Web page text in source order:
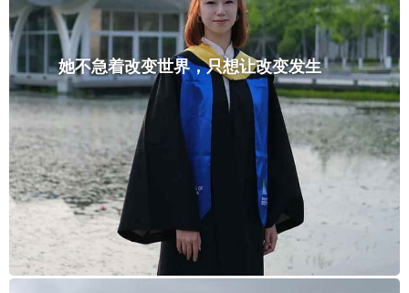
她不急着改变世界，只想让改变发生